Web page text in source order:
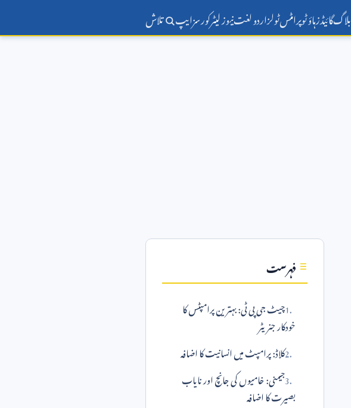
بلاگگائیڈزہاؤ ٹوپرامٹسٹولزاردو لغتنیوز لیٹرکورسزایپ تلاش
فہرست
چیٹ جی پی ٹی: بہترین پرامپٹس کا
خودکار جنریٹر
کلاڈ: پرامپٹ میں انسانیت کا اضافہ
جیمنی: خامیوں کی جانچ اور نایاب
بصیرت کا اضافہ